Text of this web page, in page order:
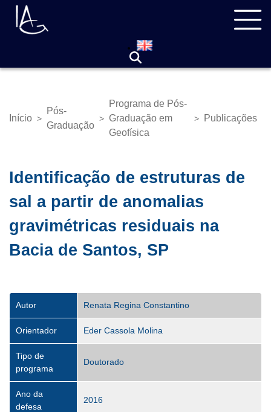
Pular
para
Trilha
Início >
Pós-
Graduação
>
Programa de Pós-
Graduação em
Geofísica
> Publicações
Identificação de estruturas de
sal a partir de anomalias
gravimétricas residuais na
Bacia de Santos, SP
Autor Renata Regina Constantino
Orientador Eder Cassola Molina
Tipo de
programa
Doutorado
Ano da
defesa
2016